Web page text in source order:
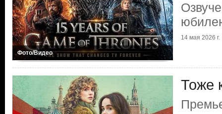
Фото/Видео
14 мая 2026 г.
Тоже